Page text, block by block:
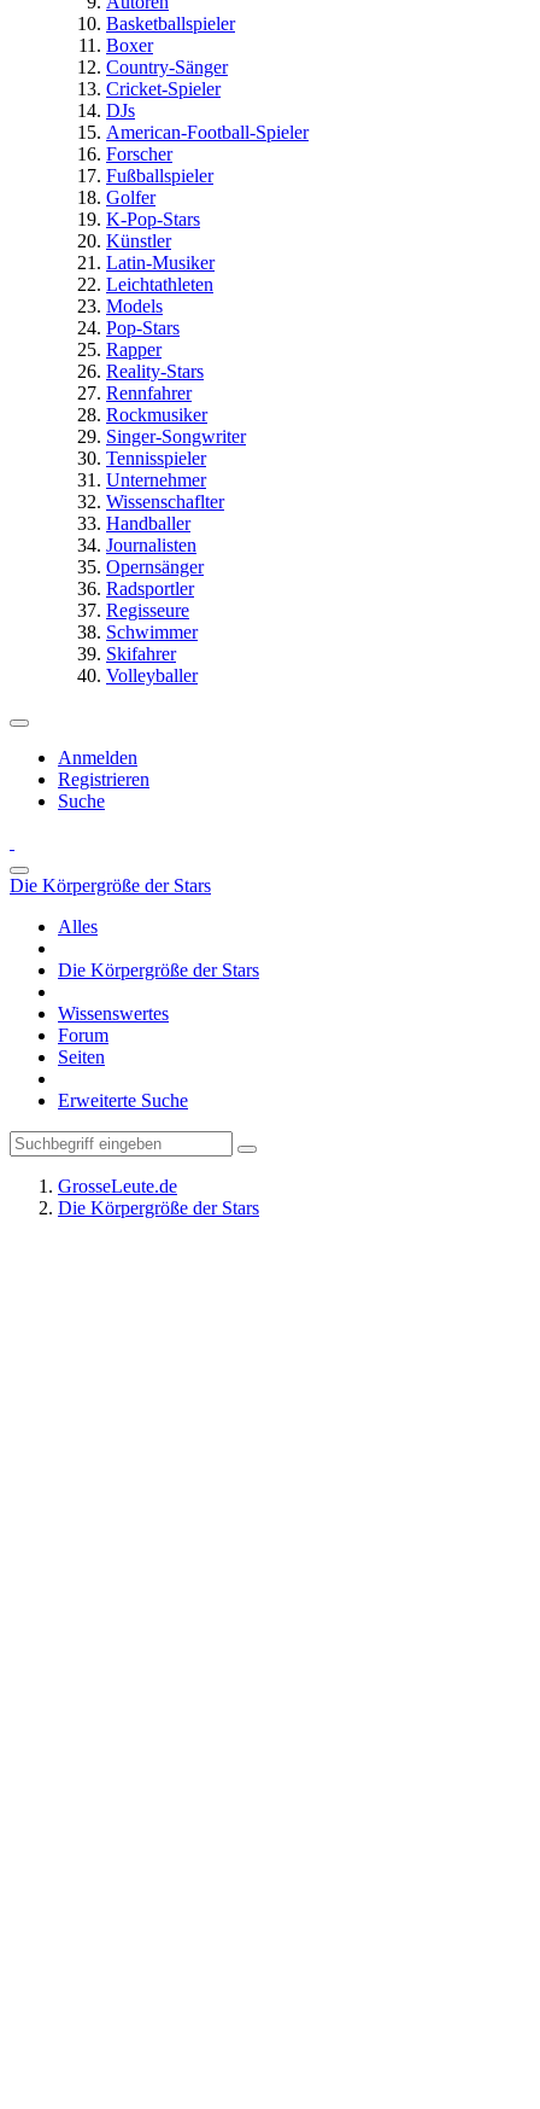
Basketballspieler
Boxer
Country-Sänger
Cricket-Spieler
DJs
American-Football-Spieler
Forscher
Fußballspieler
Golfer
K-Pop-Stars
Künstler
Latin-Musiker
Leichtathleten
Models
Pop-Stars
Rapper
Reality-Stars
Rennfahrer
Rockmusiker
Singer-Songwriter
Tennisspieler
Unternehmer
Wissenschaflter
Handballer
Journalisten
Opernsänger
Radsportler
Regisseure
Schwimmer
Skifahrer
Volleyballer
Anmelden
Registrieren
Suche
Die Körpergröße der Stars
Alles
Die Körpergröße der Stars
Wissenswertes
Forum
Seiten
Erweiterte Suche
GrosseLeute.de
Die Körpergröße der Stars